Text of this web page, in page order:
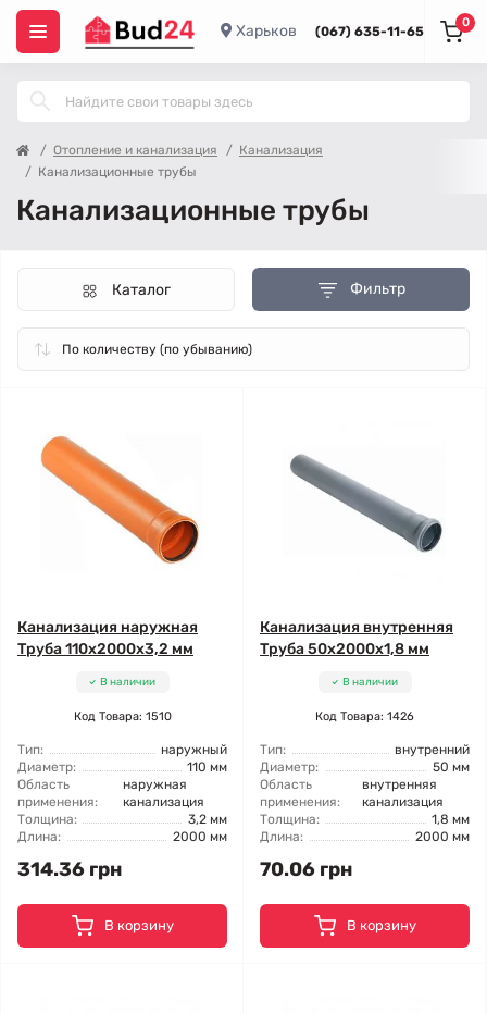
Харьков (067) 635-11-65
0
Отопление и канализация
Канализация
Канализационные трубы
Канализационные трубы
Фильтр
Каталог
Канализация наружная
Труба 110x2000x3,2 мм
В наличии
Код Товара: 1510
Тип:
наружный
Диаметр:
110 мм
Область
применения:
наружная
канализация
Толщина:
3,2 мм
Длина:
2000 мм
314.36 грн
В корзину
Канализация внутренняя
Труба 50x2000x1,8 мм
В наличии
Код Товара: 1426
Тип:
внутренний
Диаметр:
50 мм
Область
применения:
внутренняя
канализация
Толщина:
1,8 мм
Длина:
2000 мм
70.06 грн
В корзину